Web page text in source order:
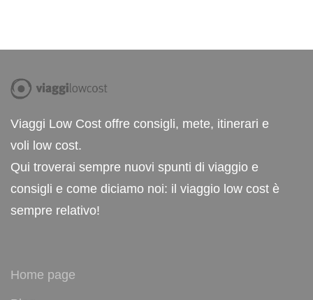
Viaggi Low Cost offre consigli, mete, itinerari e
voli low cost.
Qui troverai sempre nuovi spunti di viaggio e
consigli e come diciamo noi: il viaggio low cost è
sempre relativo!
Home page